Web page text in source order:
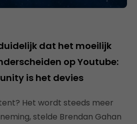
dat het moeilijk
op Youtube:
is het devies
Het wordt steeds meer
stelde Brendan Gahan